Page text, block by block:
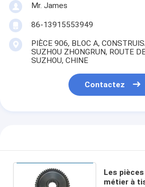
Mr. James
86-13915553949
PIÈCE 906, BLOC A,
SUZHOU ZHONGRUN, ROUTE
SUZHOU, CHINE
Contactez
Les
métier à